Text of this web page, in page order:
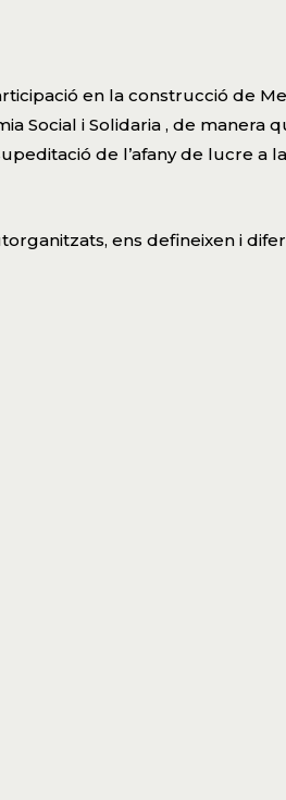
en la construcció de
Social i Solidaria , de manera
de l’afany de lucre a
ens defineixen i